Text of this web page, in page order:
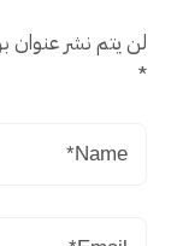
لن يتم نشر عنوان
*